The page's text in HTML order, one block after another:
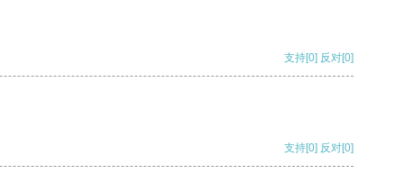
支持[0] 反对[0]
支持[0] 反对[0]